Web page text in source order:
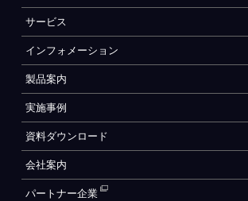
サービス
インフォメーション
製品案内
実施事例
資料ダウンロード
会社案内
パートナー企業